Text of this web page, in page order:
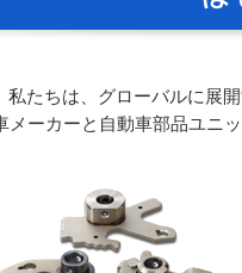
私たちは、グローバルに展
メーカーと自動車部品ユニ